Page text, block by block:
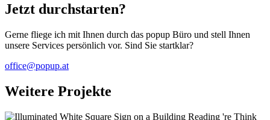
Jetzt durchstarten?
Gerne fliege ich mit Ihnen durch das popup Büro und stell Ihnen
unsere Services persönlich vor. Sind Sie startklar?
office@popup.at
Weitere Projekte